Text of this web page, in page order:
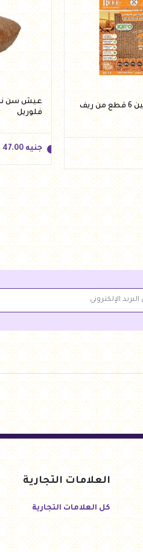
ريف
للسلة
فلوريل
جنيه 47.00
جنيه 47.00
العلامات التجارية
كل العلامات التجارية